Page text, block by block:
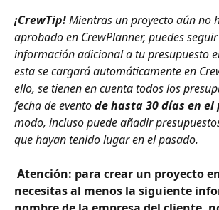
¡CrewTip! Mientras un proyecto aún no
aprobado en CrewPlanner, puedes
información adicional a tu presupuesto
esta se cargará automáticamente en
ello, se tienen en cuenta todos los
fecha de evento de hasta 30 días en el
modo, incluso puede añadir
que hayan tenido lugar en el pasado.
Atención: para crear un proyecto
necesitas al menos la siguiente